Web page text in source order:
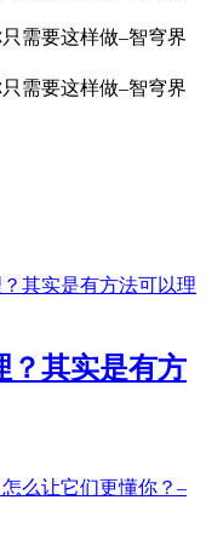
？其实是有方